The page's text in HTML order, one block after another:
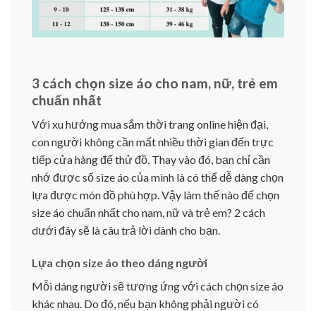
3 cách chọn size áo cho nam, nữ, trẻ em
chuẩn nhất
Với xu hướng mua sắm thời trang online hiện đại,
con người không cần mất nhiều thời gian đến trực
tiếp cửa hàng để thử đồ. Thay vào đó, bạn chỉ cần
nhớ được số size áo của mình là có thể dễ dàng chọn
lựa được món đồ phù hợp. Vậy làm thế nào để chọn
size áo chuẩn nhất cho nam, nữ và trẻ em? 2 cách
dưới đây sẽ là câu trả lời dành cho bạn.
Lựa chọn size áo theo dáng người
Mỗi dáng người sẽ tương ứng với cách chọn size áo
khác nhau. Do đó, nếu bạn không phải người có